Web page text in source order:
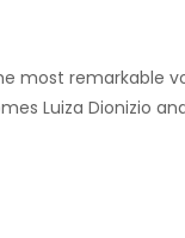
remarkable
Luiza Dionizio